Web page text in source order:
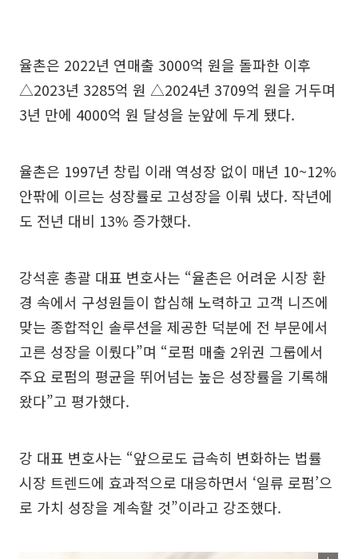
율촌은 2022년 연매출 3000억 원을 돌파한 이후
△2023년 3285억 원 △2024년 3709억 원을 거두며
3년 만에 4000억 원 달성을 눈앞에 두게 됐다.
율촌은 1997년 창립 이래 역성장 없이 매년 10~12%
안팎에 이르는 성장률로 고성장을 이뤄 냈다. 작년에
도 전년 대비 13% 증가했다.
강석훈 총괄 대표 변호사는 “율촌은 어려운 시장 환
경 속에서 구성원들이 합심해 노력하고 고객 니즈에
맞는 종합적인 솔루션을 제공한 덕분에 전 부문에서
고른 성장을 이뤘다”며 “로펌 매출 2위권 그룹에서
주요 로펌의 평균을 뛰어넘는 높은 성장률을 기록해
왔다”고 평가했다.
강 대표 변호사는 “앞으로도 급속히 변화하는 법률
시장 트렌드에 효과적으로 대응하면서 ‘일류 로펌’으
로 가치 성장을 계속할 것”이라고 강조했다.